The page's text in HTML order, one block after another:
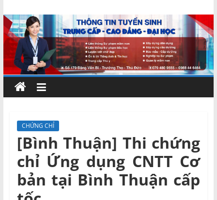
to
content
Chứng
chỉ
ngắn
hạn
–
MIENNAM
Education
Đào
CHỨNG CHỈ
[Bình Thuận] Thi chứng
chỉ Ứng dụng CNTT Cơ
bản tại Bình Thuận cấp